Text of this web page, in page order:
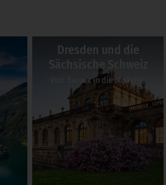
Dresden und die
Sächsische Schweiz
Vom Barock in die Moderne